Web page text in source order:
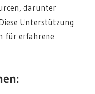
darunter
Unterstützung
für erfahrene